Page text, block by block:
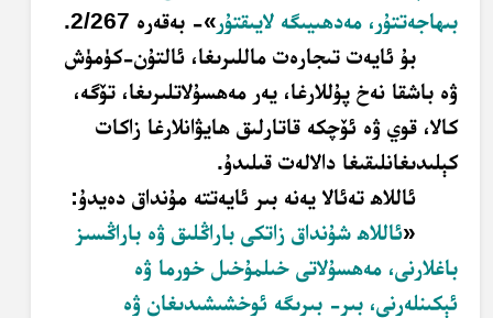
بىھاجەتتۇر، مەدھىيىگە لايىقتۇر»- بەقەرە 2/267.
بۇ ئايەت تىجارەت ماللىرىغا، ئالتۇن-كۈمۈش
ۋە باشقا نەخ پۇللارغا، يەر مەھسۇلاتلىرىغا، تۆگە،
كالا، قوي ۋە ئۆچكە قاتارلىق ھايۋانلارغا زاكات
كېلىدىغانلىقىغا دالالەت قىلىدۇ.
ئاللاھ تەئالا يەنە بىر ئايەتتە مۇنداق دەيدۇ:
«ئاللاھ شۇنداق زاتكى باراڭلىق ۋە باراڭسىز
باغلارنى، مەھسۇلاتى خىلمۇخىل خورما ۋە
ئېكىنلەرنى، بىر- بىرىگە ئوخشىشىدىغان ۋە